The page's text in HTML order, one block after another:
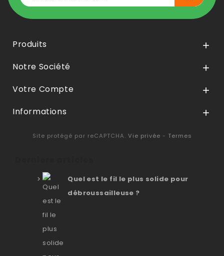
Produits 
Notre Société 
Votre Compte 
Informations 
Site protégé par reCAPTCHA. Vie privée - Termes
Quel est le fil le plus solide pour
débroussailleuse ?